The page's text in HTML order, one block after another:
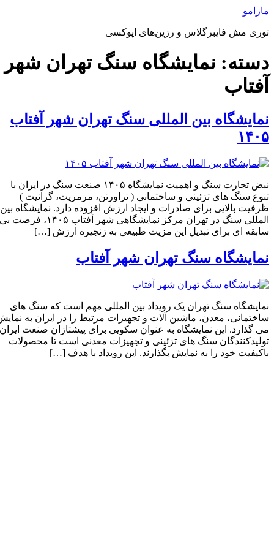
پرش
محتوا
مارامو
توری مش فایبرگلاس و رزین‌های اپوکسی
دسته: نمایشگاه سنگ تهران شهر
آفتاب
نمایشگاه بین المللی سنگ تهران شهر آفتاب
۱۴۰۵
نبض تجارت سنگ و اهمیت نمایشگاه ۱۴۰۵ صنعت سنگ در ایران با
تنوع سنگ‌ های تزئینی و ساختمانی ( تراورتن، مرمریت، گرانیت )
ظرفیت بالایی برای صادرات و ایجاد ارزش افزوده دارد. نمایشگاه بین‌
المللی سنگ در تهران مرکز نمایشگاهی شهر آفتاب ۱۴۰۵، فرصت بی‌
سابقه‌ ای برای تبدیل این مزیت طبیعی به زنجیره ارزش […]
نمایشگاه سنگ تهران شهر آفتاب
نمایشگاه سنگ تهران یک رویداد بین المللی مهم است که سنگ های
ساختمانی، معدن، ماشین آلات و تجهیزات مرتبط را در ایران به نمایش
می گذارد. این نمایشگاه به عنوان سکویی برای پیشتازان صنعت ایران،
تولیدکنندگان سنگ های تزئینی و تجهیزات معدنی است تا محصولات
باکیفیت خود را به نمایش بگذارند. این رویداد با هدف […]